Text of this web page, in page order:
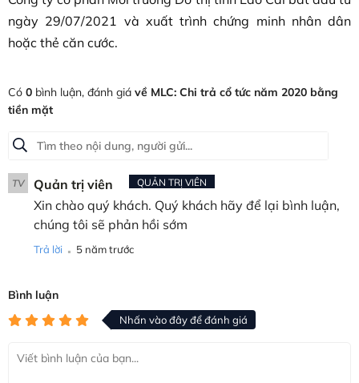
ngày 29/07/2021 và xuất trình chứng minh nhân dân
hoặc thẻ căn cước.
Có 0 bình luận, đánh giá về MLC: Chi trả cổ tức năm 2020 bằng
tiền mặt
TV Quản trị viên QUẢN TRỊ VIÊN
Xin chào quý khách. Quý khách hãy để lại bình luận,
chúng tôi sẽ phản hồi sớm
Trả lời . 5 năm trước
Bình luận
Nhấn vào đây để đánh giá